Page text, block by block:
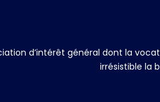
d’intérêt général dont la
irrésistible la